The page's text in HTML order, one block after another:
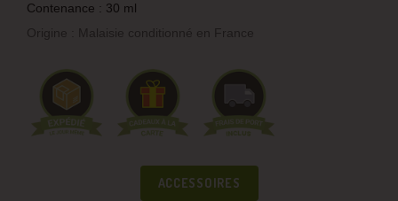
Contenance : 30 ml
Origine : Malaisie conditionné en France
ACCESSOIRES